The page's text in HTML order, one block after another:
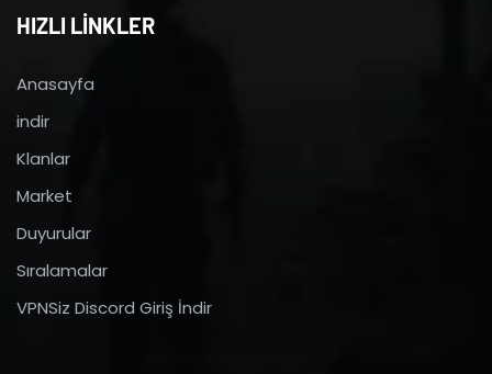
HIZLI LİNKLER
Anasayfa
indir
Klanlar
Market
Duyurular
Sıralamalar
VPNSiz Discord Giriş İndir